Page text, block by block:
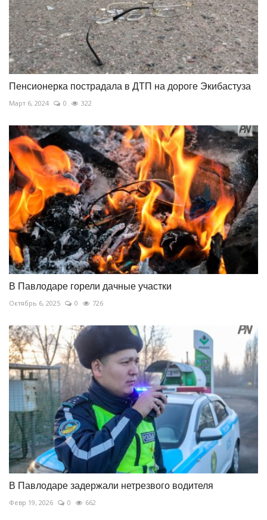
Пенсионерка пострадала в ДТП на дороге Экибастуза
Март 6, 2024 0 322
В Павлодаре горели дачные участки
Октябрь 6, 2025 0 726
В Павлодаре задержали нетрезвого водителя
Февр 19, 2026 0 662